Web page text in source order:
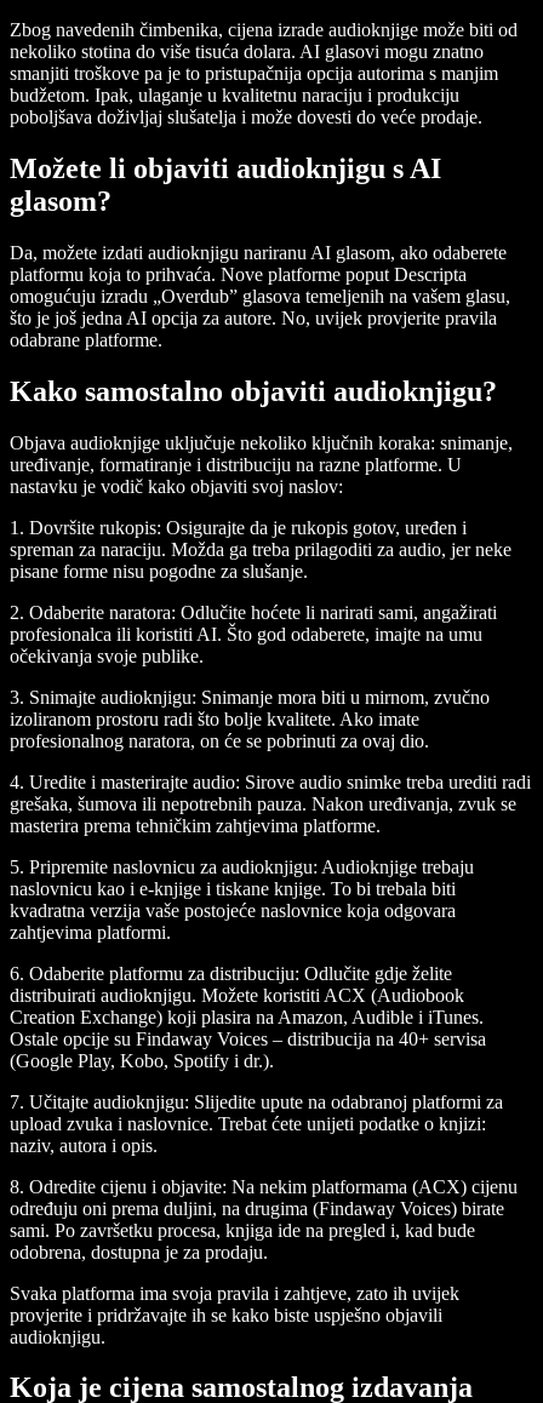
Zbog navedenih čimbenika, cijena izrade audioknjige može biti od
nekoliko stotina do više tisuća dolara. AI glasovi mogu znatno
smanjiti troškove pa je to pristupačnija opcija autorima s manjim
budžetom. Ipak, ulaganje u kvalitetnu naraciju i produkciju
poboljšava doživljaj slušatelja i može dovesti do veće prodaje.
Možete li objaviti audioknjigu s AI
glasom?
Da, možete izdati audioknjigu nariranu AI glasom, ako odaberete
platformu koja to prihvaća. Nove platforme poput Descripta
omogućuju izradu „Overdub” glasova temeljenih na vašem glasu,
što je još jedna AI opcija za autore. No, uvijek provjerite pravila
odabrane platforme.
Kako samostalno objaviti audioknjigu?
Objava audioknjige uključuje nekoliko ključnih koraka: snimanje,
uređivanje, formatiranje i distribuciju na razne platforme. U
nastavku je vodič kako objaviti svoj naslov:
1. Dovršite rukopis: Osigurajte da je rukopis gotov, uređen i
spreman za naraciju. Možda ga treba prilagoditi za audio, jer neke
pisane forme nisu pogodne za slušanje.
2. Odaberite naratora: Odlučite hoćete li narirati sami, angažirati
profesionalca ili koristiti AI. Što god odaberete, imajte na umu
očekivanja svoje publike.
3. Snimajte audioknjigu: Snimanje mora biti u mirnom, zvučno
izoliranom prostoru radi što bolje kvalitete. Ako imate
profesionalnog naratora, on će se pobrinuti za ovaj dio.
4. Uredite i masterirajte audio: Sirove audio snimke treba urediti radi
grešaka, šumova ili nepotrebnih pauza. Nakon uređivanja, zvuk se
masterira prema tehničkim zahtjevima platforme.
5. Pripremite naslovnicu za audioknjigu: Audioknjige trebaju
naslovnicu kao i e-knjige i tiskane knjige. To bi trebala biti
kvadratna verzija vaše postojeće naslovnice koja odgovara
zahtjevima platformi.
6. Odaberite platformu za distribuciju: Odlučite gdje želite
distribuirati audioknjigu. Možete koristiti ACX (Audiobook
Creation Exchange) koji plasira na Amazon, Audible i iTunes.
Ostale opcije su Findaway Voices – distribucija na 40+ servisa
(Google Play, Kobo, Spotify i dr.).
7. Učitajte audioknjigu: Slijedite upute na odabranoj platformi za
upload zvuka i naslovnice. Trebat ćete unijeti podatke o knjizi:
naziv, autora i opis.
8. Odredite cijenu i objavite: Na nekim platformama (ACX) cijenu
određuju oni prema duljini, na drugima (Findaway Voices) birate
sami. Po završetku procesa, knjiga ide na pregled i, kad bude
odobrena, dostupna je za prodaju.
Svaka platforma ima svoja pravila i zahtjeve, zato ih uvijek
provjerite i pridržavajte ih se kako biste uspješno objavili
audioknjigu.
Koja je cijena samostalnog izdavanja